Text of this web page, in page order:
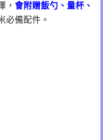
， 會附贈飯勺、量杯、
必備配件。